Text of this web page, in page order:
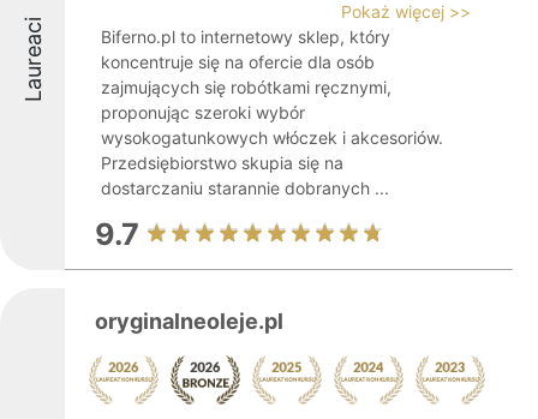
Laureaci
Pokaż więcej >>
Biferno.pl to internetowy sklep, który
koncentruje się na ofercie dla osób
zajmujących się robótkami ręcznymi,
proponując szeroki wybór
wysokogatunkowych włóczek i akcesoriów.
Przedsiębiorstwo skupia się na
dostarczaniu starannie dobranych ...
9.7
oryginalneoleje.pl